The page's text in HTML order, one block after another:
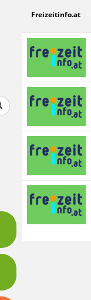
Freizeitinfo.at